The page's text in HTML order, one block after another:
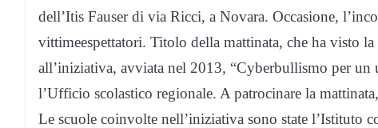
dell’Itis Fauser di via Ricci, a Novara. Occasione,
vittimeespettatori. Titolo della mattinata, che ha visto la
all’iniziativa, avviata nel 2013, “Cyberbullismo per
l’Ufficio scolastico regionale. A patrocinare la
Le scuole coinvolte nell’iniziativa sono state l’Istituto